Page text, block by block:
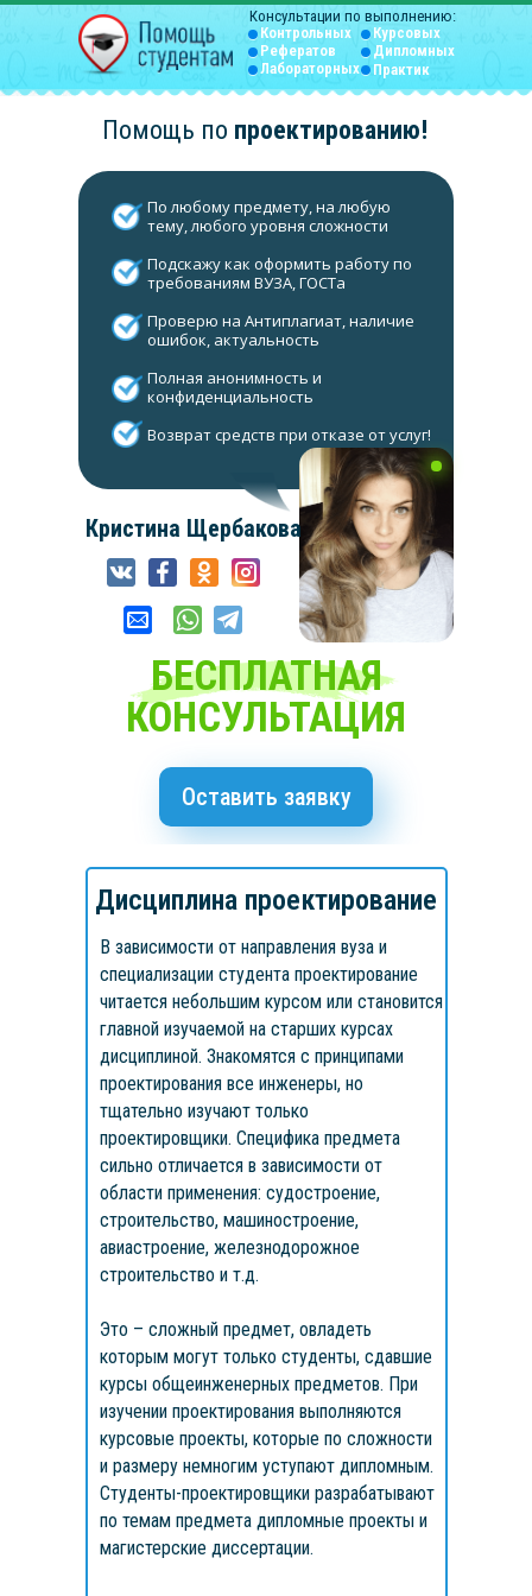
Лабораторных
Дипломных
Курсовых
Контрольных
Рефератов
Консультации по выполнению:
Практик
Помощь по проектированию!
Кристина Щербакова
Главная Консультант
БЕСПЛАТНАЯ
КОНСУЛЬТАЦИЯ
Оставить заявку
По любому предмету, на любую
тему, любого уровня сложности
Подскажу как оформить работу по
требованиям ВУЗА, ГОСТа
Проверю на Антиплагиат, наличие
ошибок, актуальность
Полная анонимность и
конфиденциальность
Возврат средств при отказе от услуг!
В зависимости от направления вуза и
специализации студента проектирование
читается небольшим курсом или становится
главной изучаемой на старших курсах
дисциплиной. Знакомятся с принципами
проектирования все инженеры, но
тщательно изучают только
проектировщики. Специфика предмета
сильно отличается в зависимости от
области применения: судостроение,
строительство, машиностроение,
авиастроение, железнодорожное
строительство и т.д.
Это – сложный предмет, овладеть
которым могут только студенты, сдавшие
курсы общеинженерных предметов. При
изучении проектирования выполняются
курсовые проекты, которые по сложности
и размеру немногим уступают дипломным.
Студенты-проектировщики разрабатывают
по темам предмета дипломные проекты и
магистерские диссертации.
Дисциплина проектирование